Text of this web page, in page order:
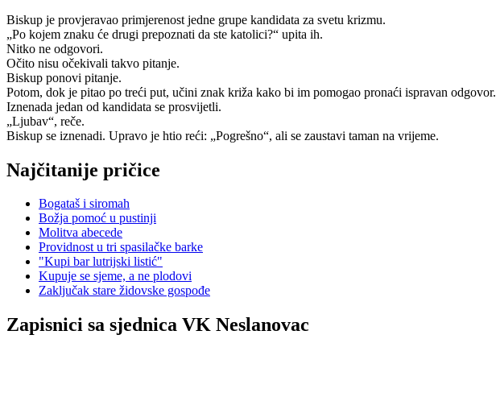
Biskup je provjeravao primjerenost jedne grupe kandidata za svetu krizmu.
„Po kojem znaku će drugi prepoznati da ste katolici?“ upita ih.
Nitko ne odgovori.
Očito nisu očekivali takvo pitanje.
Biskup ponovi pitanje.
Potom, dok je pitao po treći put, učini znak križa kako bi im pomogao pronaći ispravan odgovor.
Iznenada jedan od kandidata se prosvijetli.
„Ljubav“, reče.
Biskup se iznenadi. Upravo je htio reći: „Pogrešno“, ali se zaustavi taman na vrijeme.
Najčitanije pričice
Bogataš i siromah
Božja pomoć u pustinji
Molitva abecede
Providnost u tri spasilačke barke
"Kupi bar lutrijski listić"
Kupuje se sjeme, a ne plodovi
Zaključak stare židovske gospođe
Zapisnici sa sjednica VK Neslanovac